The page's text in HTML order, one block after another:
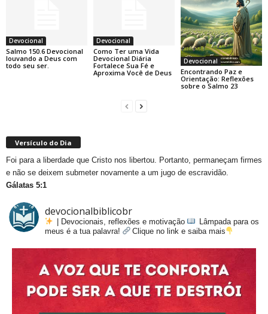
Devocional
Salmo 150.6 Devocional
louvando a Deus com
todo seu ser.
Devocional
Como Ter uma Vida
Devocional Diária
Fortalece Sua Fé e
Aproxima Você de Deus
Devocional
Encontrando Paz e
Orientação: Reflexões
sobre o Salmo 23
Versículo do Dia
Foi para a liberdade que Cristo nos libertou. Portanto, permaneçam firmes
e não se deixem submeter novamente a um jugo de escravidão.
Gálatas 5:1
devocionalbiblicobr
| Devocionais, reflexões e motivação
Lâmpada para os
meus é a tua palavra!
Clique no link e saiba mais